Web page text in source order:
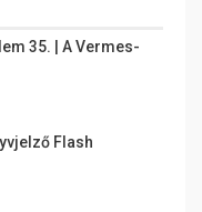
35. | A Vermes-
Flash